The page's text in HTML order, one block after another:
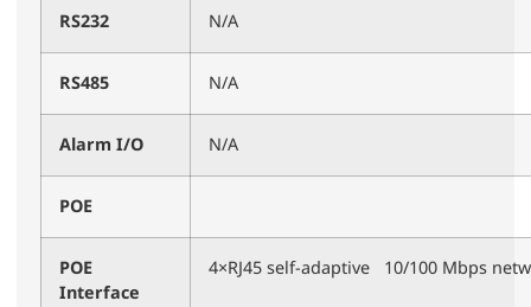
RS232 N/A
RS485 N/A
Alarm I/O N/A
POE
POE
Interface
4×RJ45 self-adaptive 10/100 Mbps